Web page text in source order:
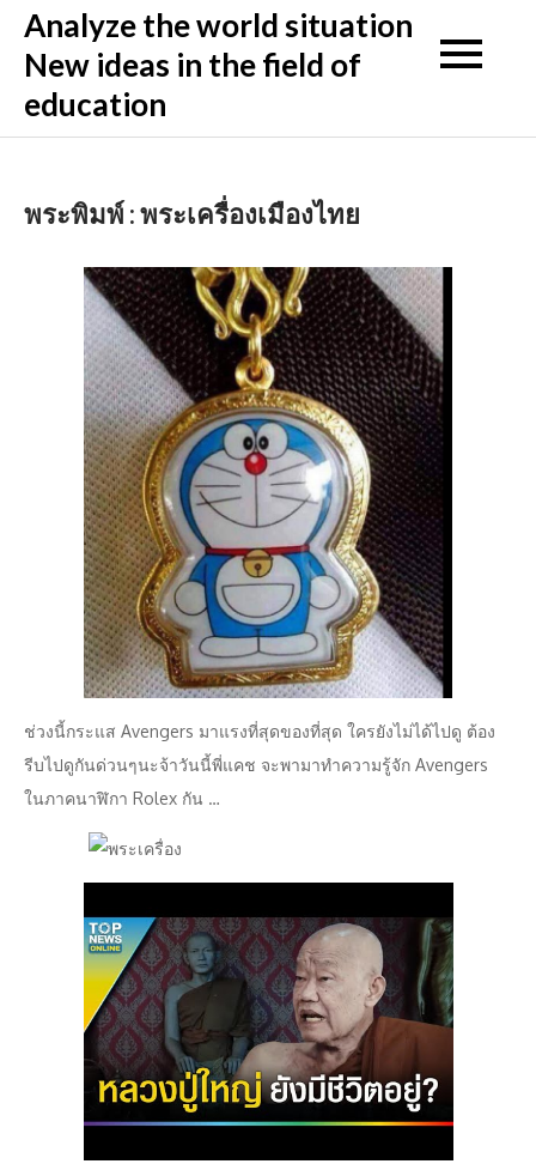
Skip
content
Analyze the world situation
New ideas in the field of
education
พระพิมพ์ : พระเครื่องเมืองไทย
ช่วงนี้กระแส Avengers มาแรงที่สุดของที่สุด ใครยังไม่ได้ไปดู ต้อง
รีบไปดูกันด่วนๆนะจ้าวันนี้พี่แคช จะพามาทำความรู้จัก Avengers
ในภาคนาฬิกา Rolex กัน …